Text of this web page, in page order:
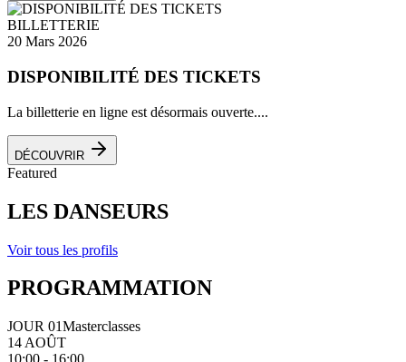
BILLETTERIE
20 Mars 2026
DISPONIBILITÉ DES TICKETS
La billetterie en ligne est désormais ouverte....
DÉCOUVRIR
Featured
LES DANSEURS
Voir tous les profils
PROGRAMMATION
JOUR 01Masterclasses
14 AOÛT